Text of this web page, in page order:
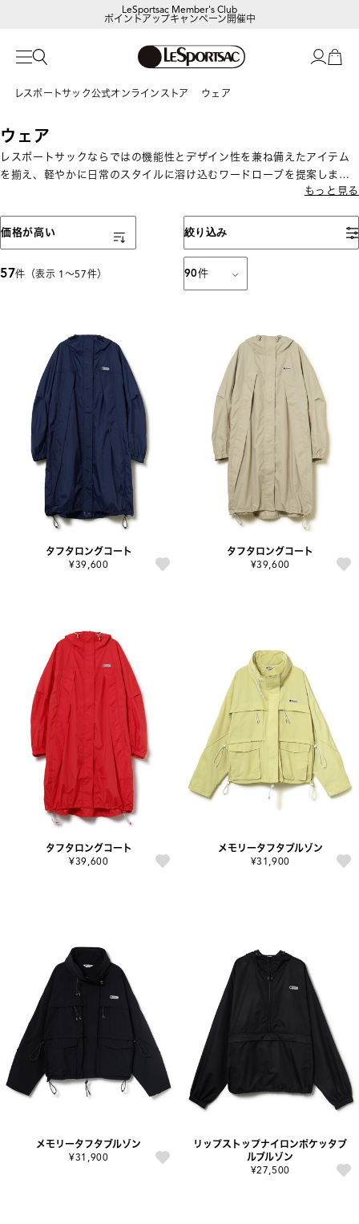
【DORAEMON SHOP IN SHOP】
8/5～表参道フラッグシップストア
レスポートサック公式オンラインストア ウェア
ウェア
レスポートサックならではの機能性とデザイン性を兼ね備えたアイテム
を揃え、軽やかに日常のスタイルに溶け込むワードローブを提案しま
もっと見る
絞り込み
57件（表示 1〜57件） 90件
表示順
価格が高い
タフタロングコート
¥39,600
タフタロングコート
¥39,600
タフタロングコート
¥39,600
メモリータフタブルゾン
¥31,900
メモリータフタブルゾン
¥31,900
リップストップナイロンポケッタブ
ルブルゾン
¥27,500